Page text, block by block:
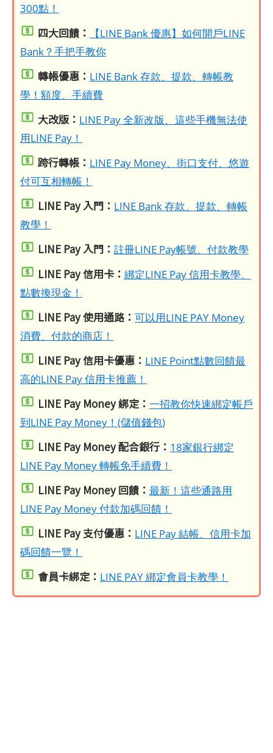
300點！
四大回饋：
【LINE Bank 優惠】如何開戶LINE
Bank？手把手教你
轉帳優惠： LINE Bank 存款、提款、轉帳教
學！額度、手續費
大改版： LINE Pay 全新改版、這些手機無法使
用LINE Pay！
跨行轉帳： LINE Pay Money、街口支付、悠遊
付可互相轉帳！
LINE Pay 入門： LINE Bank 存款、提款、轉帳
教學！
LINE Pay 入門： 註冊LINE Pay帳號、付款教學
LINE Pay 信用卡： 綁定LINE Pay 信用卡教學、
點數換現金！
LINE Pay 使用通路： 可以用LINE PAY Money
消費、付款的商店！
LINE Pay 信用卡優惠： LINE Point點數回饋最
高的LINE Pay 信用卡推薦！
LINE Pay Money 綁定： 一招教你快速綁定帳戶
到LINE Pay Money！(儲值錢包)
LINE Pay Money 配合銀行： 18家銀行綁定
LINE Pay Money 轉帳免手續費！
LINE Pay Money 回饋： 最新！這些通路用
LINE Pay Money 付款加碼回饋！
LINE Pay 支付優惠： LINE Pay 結帳、信用卡加
碼回饋一覽！
會員卡綁定： LINE PAY 綁定會員卡教學！